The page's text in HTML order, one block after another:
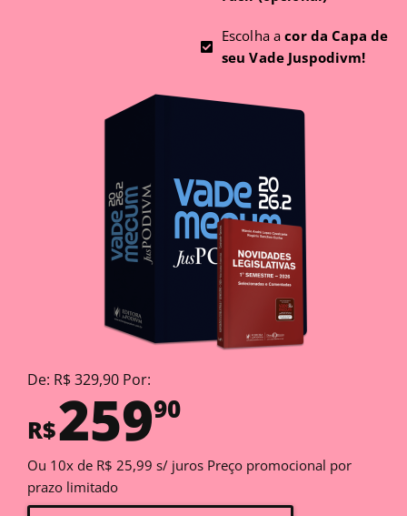
Escolha acor da Capa de
seu Vade Juspodivm!
De: R$ 329,90 Por:
R$25990
Ou 10x de R$ 25,99 s/ juros Preço promocional por
prazo limitado